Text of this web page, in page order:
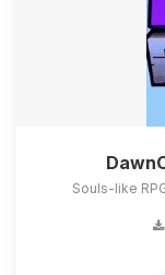
Souls-like